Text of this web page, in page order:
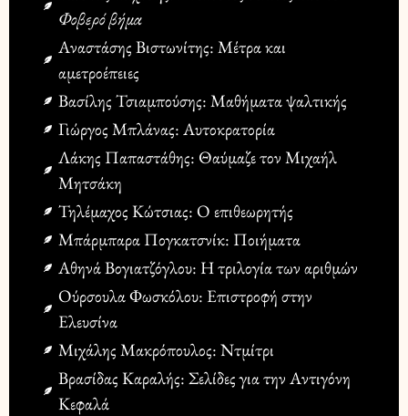
Φοβερό βήμα
Αναστάσης Βιστωνίτης: Μέτρα και
αμετροέπειες
Βασίλης Τσιαμπούσης: Μαθήματα ψαλτικής
Γιώργος Μπλάνας: Αυτοκρατορία
Λάκης Παπαστάθης: Θαύμαζε τον Μιχαήλ
Μητσάκη
Τηλέμαχος Κώτσιας: O επιθεωρητής
Μπάρμπαρα Πογκατσνίκ: Ποιήματα
Αθηνά Βογιατζόγλου: Η τριλογία των αριθμών
Ούρσουλα Φωσκόλου: Επιστροφή στην
Ελευσίνα
Μιχάλης Μακρόπουλος: Ντμίτρι
Βρασίδας Καραλής: Σελίδες για την Αντιγόνη
Κεφαλά